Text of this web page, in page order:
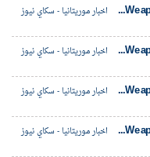
We
اخبار موريتانيا - سكاي نيوز
We
اخبار موريتانيا - سكاي نيوز
We
اخبار موريتانيا - سكاي نيوز
We
اخبار موريتانيا - سكاي نيوز